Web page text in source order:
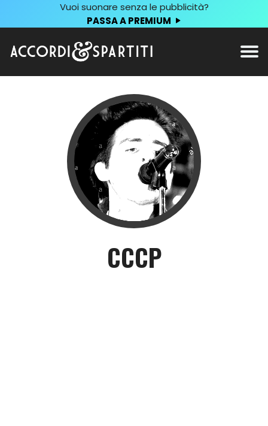
Vuoi suonare senza le pubblicità?
PASSA A PREMIUM
CCCP